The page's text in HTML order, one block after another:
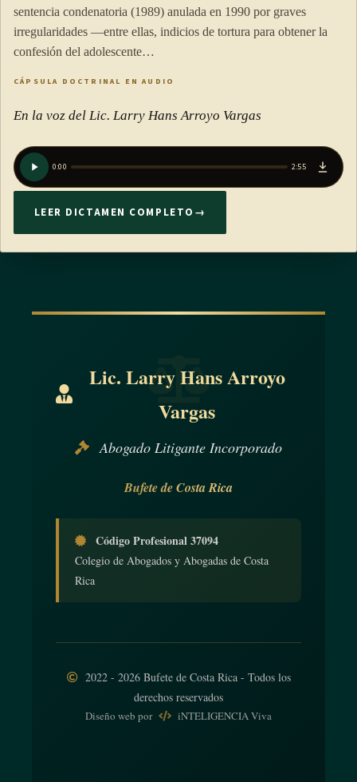
sentencia condenatoria (1989) anulada en 1990 por graves
irregularidades —entre ellas, indicios de tortura para obtener la
confesión del adolescente…
CÁPSULA DOCTRINAL EN AUDIO
En la voz del Lic. Larry Hans Arroyo Vargas
0:00 2:55
LEER DICTAMEN COMPLETO →
Lic. Larry Hans Arroyo
Vargas
Abogado Litigante Incorporado
Bufete de Costa Rica
Código Profesional 37094
Colegio de Abogados y Abogadas de Costa
Rica
2022 - 2026 Bufete de Costa Rica - Todos los
derechos reservados
Diseño web por iNTELIGENCIA Viva